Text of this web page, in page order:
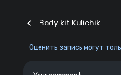
chevron_left Body kit Kulichik
Оценить запись могут